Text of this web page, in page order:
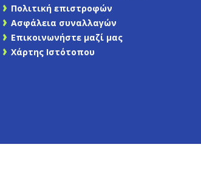
Πολιτική επιστροφών
Ασφάλεια συναλλαγών
Επικοινωνήστε μαζί μας
Χάρτης Ιστότοπου